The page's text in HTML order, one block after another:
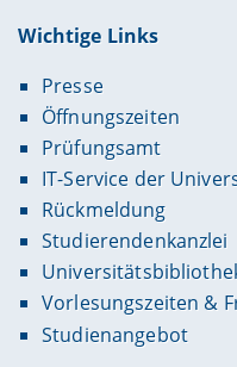
Wichtige Links
Presse
Öffnungszeiten
Prüfungsamt
IT-Service der
Rückmeldung
Studierendenkanzlei
Vorlesungszeiten &
Studienangebot